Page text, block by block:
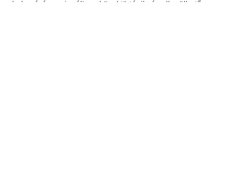
helyszínén regionálisan közel történik, és elkerülhető az